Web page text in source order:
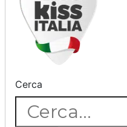
Cerca